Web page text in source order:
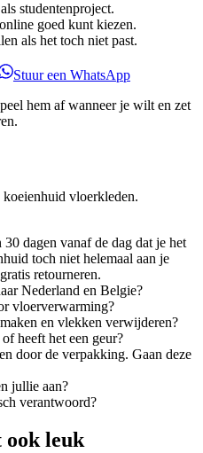
studentenproject.
goed kunt kiezen.
als het toch niet past.
Stuur een WhatsApp
hem af wanneer je wilt en zet
vloerkleden.
dagen vanaf de dag dat je het
toch niet helemaal aan je
retourneren.
Nederland en Belgie?
vloerverwarming?
en vlekken verwijderen?
heeft het een geur?
door de verpakking. Gaan deze
jullie aan?
verantwoord?
ook leuk